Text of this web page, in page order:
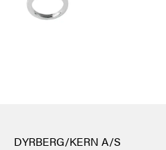
DYRBERG/KERN A/S